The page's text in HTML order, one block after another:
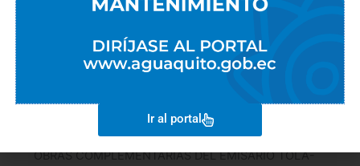
OBRAS COMPLEMENTARIAS DEL
7 de septiembre de 2022
OBRAS COMPLEMENTARIAS DEL EMISARIO TOLA-
Ir al portal